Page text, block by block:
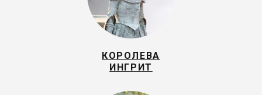
КОРОЛЕВА
ИНГРИТ